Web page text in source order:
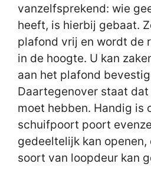
vanzelfsprekend: wie
heeft, is hierbij gebaat.
plafond vrij en wordt de
in de hoogte. U kan
aan het plafond
Daartegenover staat
moet hebben. Handig is
schuifpoort poort
gedeeltelijk kan openen,
soort van loopdeur kan